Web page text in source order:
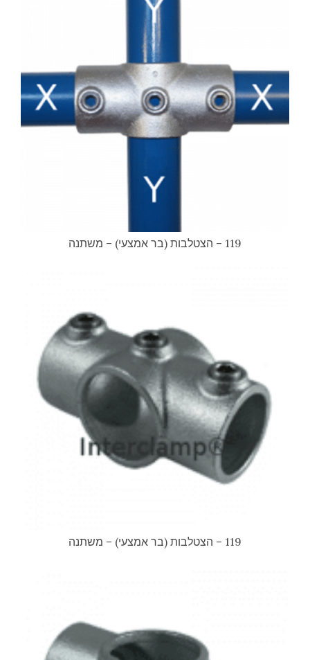
119 – הצטלבות (בר אמצעי) – משתנה
119 – הצטלבות (בר אמצעי) – משתנה